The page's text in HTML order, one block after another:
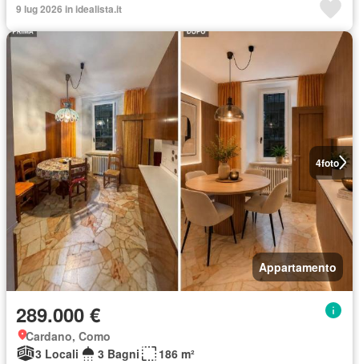
9 lug 2026 in idealista.it
4foto
Appartamento
289.000 €
Cardano, Como
3 Locali
3 Bagni 186 m²